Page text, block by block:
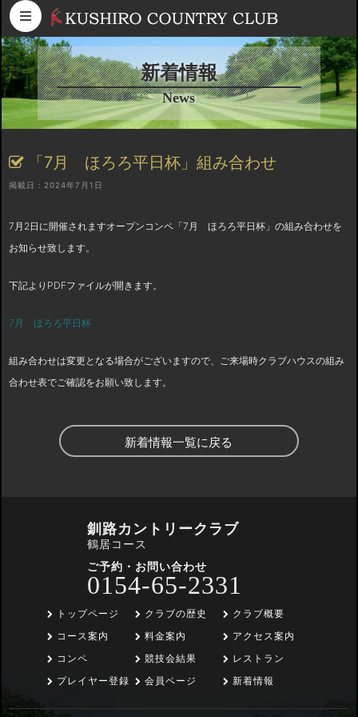
コンテンツへスキップ
新着情報
News
「7月 ほろろ平日杯」組み合わせ
掲載日：2024年7月1日
7月2日に開催されますオープンコンペ「7月 ほろろ平日杯」の組み合わせを
お知らせ致します。
下記よりPDFファイルが開きます。
7月 ほろろ平日杯
組み合わせは変更となる場合がございますので、ご来場時クラブハウスの組み
合わせ表でご確認をお願い致します。
新着情報一覧に戻る
釧路カントリークラブ
鶴居コース
ご予約・お問い合わせ
0154-65-2331
トップページ
コース案内
コンペ
プレイヤー登録
クラブの歴史
料金案内
競技会結果
会員ページ
クラブ概要
アクセス案内
レストラン
新着情報